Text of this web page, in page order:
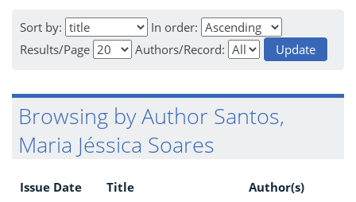
Sort by:
In order:
Results/Page
Authors/Record:
Browsing by Author Santos,
Maria Jéssica Soares
Issue Date Title Author(s)